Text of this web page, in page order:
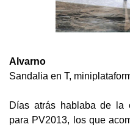
Alvarno
Sandalia en T,
Días atrás hablaba de la
para PV2013, los que